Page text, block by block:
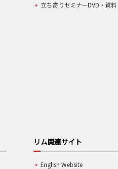
立ち寄りセミナーDVD・資料
リム関連サイト
English Website